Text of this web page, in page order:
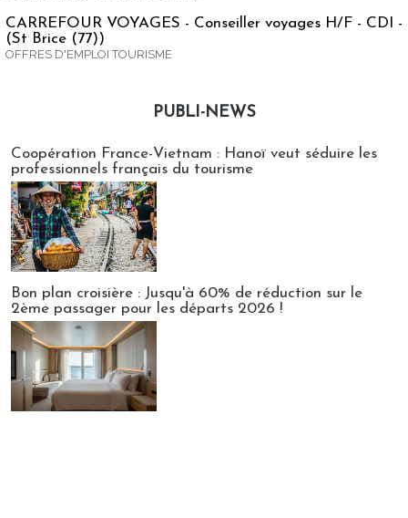
CARREFOUR VOYAGES - Conseiller voyages H/F - CDI -
(St Brice (77))
OFFRES D'EMPLOI TOURISME
PUBLI-NEWS
Coopération France-Vietnam : Hanoï veut séduire les
professionnels français du tourisme
Bon plan croisière : Jusqu'à 60% de réduction sur le
2ème passager pour les départs 2026 !